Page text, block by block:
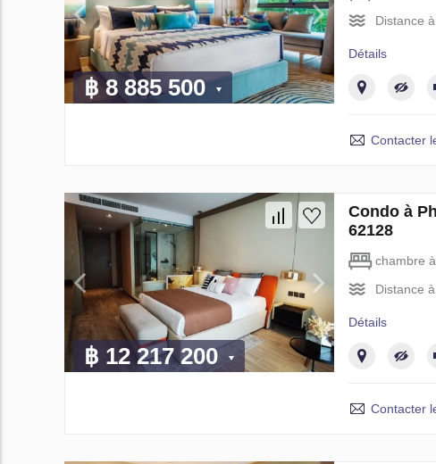
฿ 8 885 500
Distance
Détails
Contacter
฿ 12 217 200
Condo à
62128
chambre
Distance
Détails
Contacter